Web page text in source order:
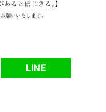
LINE